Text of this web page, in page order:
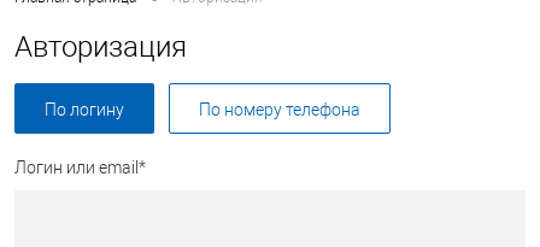
Авторизация
По логину По номеру телефона
Логин или email*